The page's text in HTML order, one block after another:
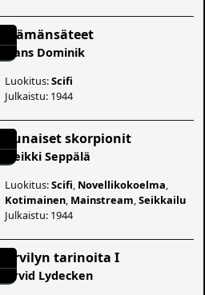
Elämänsäteet
Hans Dominik
Luokitus:Scifi
Julkaistu: 1944
Punaiset skorpionit
Heikki Seppälä
Luokitus:Scifi Novellikokoelma
Kotimainen Mainstream ,Seikkailu
Julkaistu: 1944
Arvilyn tarinoita I
Arvid Lydecken